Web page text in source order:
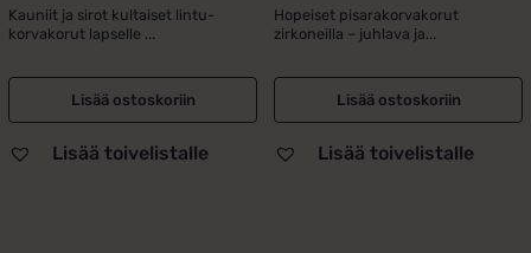
Kauniit ja sirot kultaiset lintu-
korvakorut lapselle ...
Lisää ostoskoriin
Lisää toivelistalle
hinta
oli:
79,00 €.
hinta
on:
49,00 €.
Hopeiset pisarakorvakorut
zirkoneilla – juhlava ja...
Lisää ostoskoriin
Lisää toivelistalle